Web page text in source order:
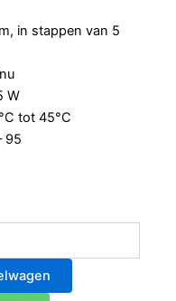
in stappen van 5
W
tot 45°C
95